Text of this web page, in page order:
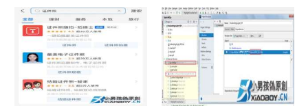
支付宝怎么拍违章挣钱？
宠物定位器app开发可以解决哪
些问题？